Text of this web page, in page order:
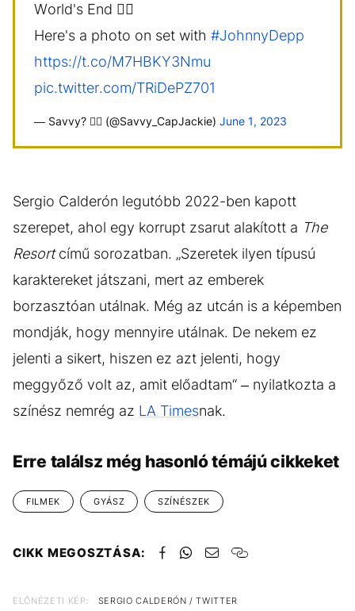
World's End 🏴‍☠️
Here's a photo on set with #JohnnyDepp
https://t.co/M7HBKY3Nmu
pic.twitter.com/TRiDePZ701
— Savvy? 🏴‍☠️ (@Savvy_CapJackie) June 1, 2023
Sergio Calderón legutóbb 2022-ben kapott
szerepet, ahol egy korrupt zsarut alakított a The
Resortcímű sorozatban. „Szeretek ilyen típusú
karaktereket játszani, mert az emberek
borzasztóan utálnak. Még az utcán is a képemben
mondják, hogy mennyire utálnak. De nekem ez
jelenti a sikert, hiszen ez azt jelenti, hogy
meggyőző volt az, amit előadtam“ – nyilatkozta a
színész nemrég az LA Timesnak.
Erre találsz még hasonló témájú cikkeket
FILMEK GYÁSZ SZÍNÉSZEK
CIKK MEGOSZTÁSA:
ELŐNÉZETI KÉP: SERGIO CALDERÓN / TWITTER